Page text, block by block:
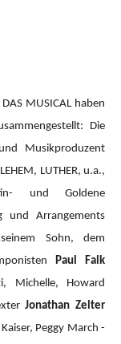
MUSICAL haben
Die
Musikproduzent
LUTHER, u.a.,
und Goldene
und Arrangements
Sohn, dem
Paul Falk
Michelle, Howard
Jonathan Zelter
Peggy March -